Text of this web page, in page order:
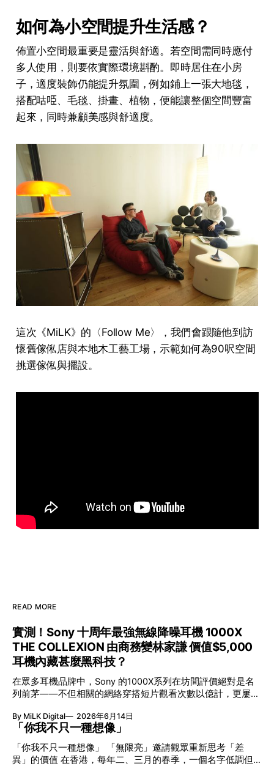
如何為小空間提升生活感？
佈置小空間最重要是靈活與舒適。若空間需同時應付
多人使用，則要依實際環境斟酌。即時居住在小房
子，適度裝飾仍能提升氛圍，例如鋪上一張大地毯，
搭配咕𠱸、毛毯、掛畫、植物，便能讓整個空間豐富
起來，同時兼顧美感與舒適度。
這次《MiLK》的〈Follow Me〉，我們會跟隨他到訪
懷舊傢俬店與本地木工藝工場，示範如何為90呎空間
挑選傢俬與擺設。
READ MORE
實測！Sony 十周年最強無線降噪耳機 1000X
THE COLLEXION 由商務變林家謙 價值$5,000
耳機內藏甚麼黑科技？
在眾多耳機品牌中，Sony 的1000X系列在坊間評價絕對是名
列前茅——不但相關的網絡穿搭短片觀看次數以億計，更屢獲
VGP 金獎，也是 Amazon 折扣日的大熱推介。
By MiLK Digital 2026年6月14日
「你我不只一種想像」
「你我不只一種想像」 「無限亮」邀請觀眾重新思考「差
異」的價值 在香港，每年二、三月的春季，一個名字低調但